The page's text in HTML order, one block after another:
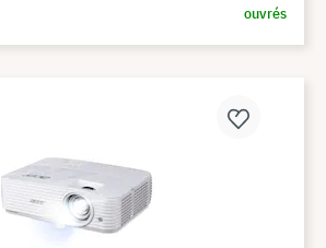
ouvrés